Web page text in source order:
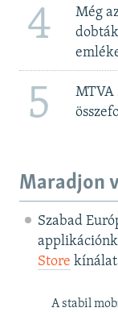
4
Még
5
MTVA
Maradjon
Szabad
Store
A stabil